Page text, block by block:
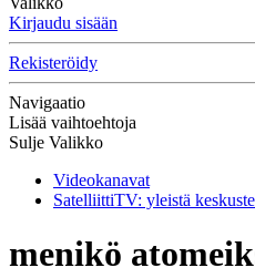
Kirjaudu sisään
Rekisteröidy
Navigaatio
Lisää vaihtoehtoja
Sulje Valikko
Videokanavat
SatelliittiTV: yleistä
menikö